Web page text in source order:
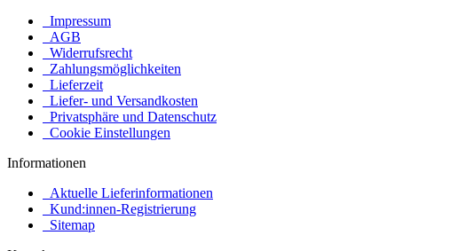
Impressum
AGB
Widerrufsrecht
Zahlungsmöglichkeiten
Lieferzeit
Liefer- und Versandkosten
Privatsphäre und Datenschutz
Cookie Einstellungen
Informationen
Aktuelle Lieferinformationen
Kund:innen-Registrierung
Sitemap